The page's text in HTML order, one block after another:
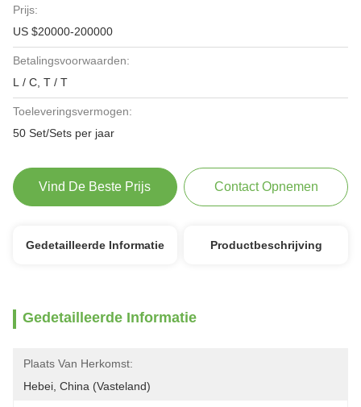
Prijs:
US $20000-200000
Betalingsvoorwaarden:
L / C, T / T
Toeleveringsvermogen:
50 Set/Sets per jaar
Vind De Beste Prijs Contact Opnemen
Gedetailleerde Informatie Productbeschrijving
Gedetailleerde Informatie
Plaats Van Herkomst:
Hebei, China (vasteland)